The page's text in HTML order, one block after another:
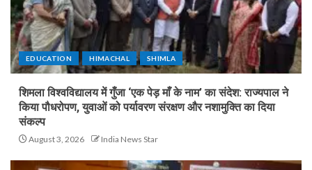
EDUCATION HIMACHAL SHIMLA
शिमला विश्वविद्यालय में गुँजा ‘एक पेड़ माँ के नाम’ का संदेश: राज्यपाल ने
किया पौधरोपण, युवाओं को पर्यावरण संरक्षण और नशामुक्ति का दिया
संकल्प
August 3, 2026 India News Star